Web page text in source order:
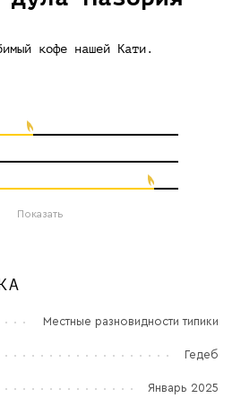
Местные разновидности типики
Гедеб
Январь 2025
кофе нашей Кати.
Показать